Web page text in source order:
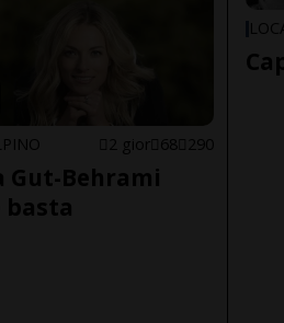
2 gior 68 290
Gut-Behrami
basta